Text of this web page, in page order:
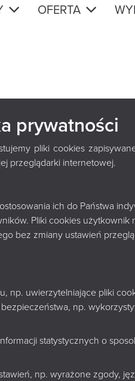
prywatności
pliki cookies
przeglądarki internetowej.
ich do Państwa
Pliki cookies
bez zmiany ustawień
np. uwierzytelniające pliki
np.
statystycznych o
np. wyrażone zgody,
OFERTA